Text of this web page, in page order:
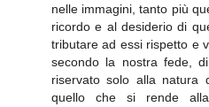
nelle immagini, tanto più
ricordo e al desiderio di
tributare ad essi rispetto e
secondo la nostra fede,
riservato solo alla natura
quello che si rende